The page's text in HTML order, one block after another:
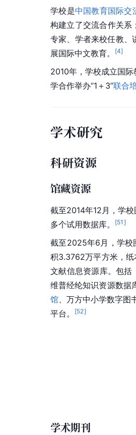
学校是中国教育国际交
构建立了交流合作关系
专家、学者来校任教、
展国际中文教育。
[4]
2010年，学校成立国
学合作举办“1＋3”联合
学术研究
科研资源
馆藏资源
截至2014年12月，学
多个试用数据库。
[51 ]
截至2025年6月，学校
积3.3762万平方米，
文献信息资源库。包括
维普经纶知识资源数据
馆、万方中小学数字图
平台。
[52]
学术期刊